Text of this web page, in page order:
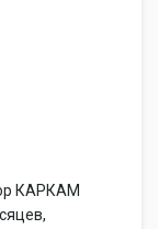
КАРКАМ